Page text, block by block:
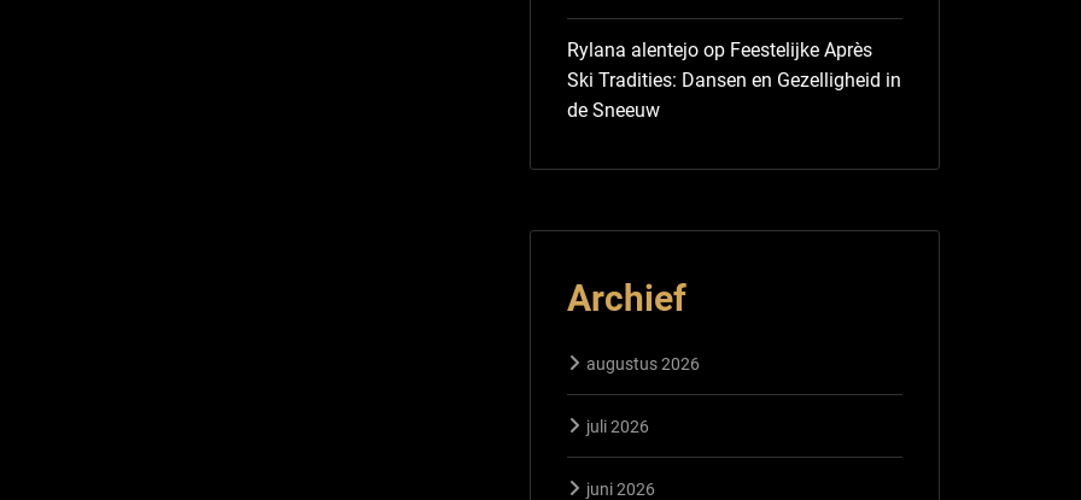
Rylana alentejo op Feestelijke Après
Ski Tradities: Dansen en Gezelligheid in
de Sneeuw
Archief
augustus 2026
juli 2026
juni 2026